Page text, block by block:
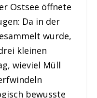
Ostsee öffnete
Da in der
wurde,
kleinen
wieviel Müll
bewusste